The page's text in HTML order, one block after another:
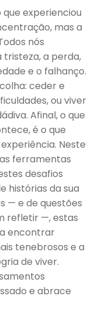
que experienciou
mas a
nós
a perda,
e o falhanço.
ceder e
ou viver
Afinal, o que
é o que
Neste
ferramentas
desafios
histórias da sua
— e de questões
refletir —, estas
encontrar
tenebrosos e a
de viver.
e abrace